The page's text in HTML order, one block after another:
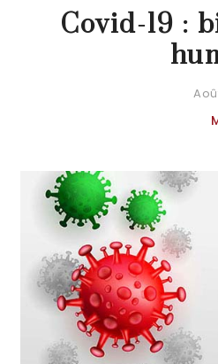
Covid-19 :